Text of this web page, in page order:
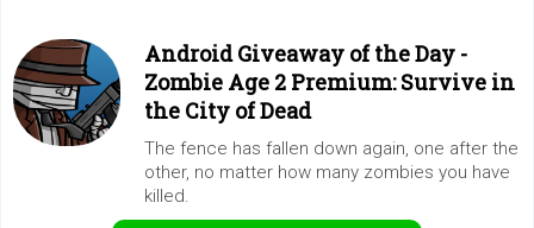
Android Giveaway of the Day -
Zombie Age 2 Premium: Survive in
the City of Dead
The fence has fallen down again, one after the
other, no matter how many zombies you have
killed.